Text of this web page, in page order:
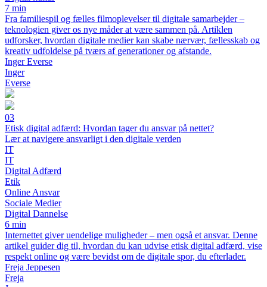
7 min
Fra familiespil og fælles filmoplevelser til digitale samarbejder –
teknologien giver os nye måder at være sammen på. Artiklen
udforsker, hvordan digitale medier kan skabe nærvær, fællesskab og
kreativ udfoldelse på tværs af generationer og afstande.
Inger Everse
Inger
Everse
03
Etisk digital adfærd: Hvordan tager du ansvar på nettet?
Lær at navigere ansvarligt i den digitale verden
IT
IT
Digital Adfærd
Etik
Online Ansvar
Sociale Medier
Digital Dannelse
6 min
Internettet giver uendelige muligheder – men også et ansvar. Denne
artikel guider dig til, hvordan du kan udvise etisk digital adfærd, vise
respekt online og være bevidst om de digitale spor, du efterlader.
Freja Jeppesen
Freja